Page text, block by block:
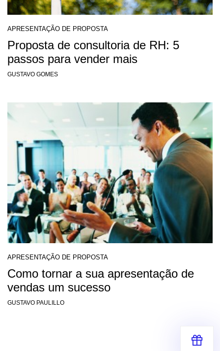
APRESENTAÇÃO DE PROPOSTA
Proposta de consultoria de RH: 5
passos para vender mais
GUSTAVO GOMES
APRESENTAÇÃO DE PROPOSTA
Como tornar a sua apresentação de
vendas um sucesso
GUSTAVO PAULILLO